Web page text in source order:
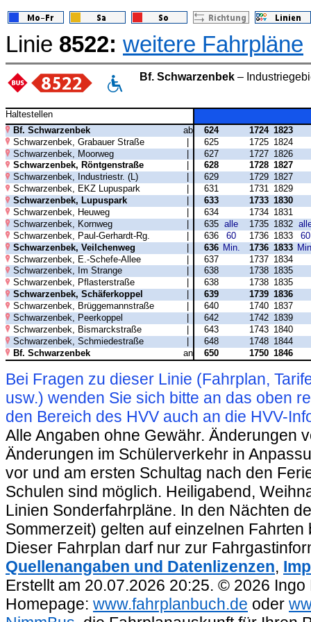
Linie 8522: weitere Fahrpläne
Bf. Schwarzenbek –
Haltestellen
Bf. Schwarzenbek
ab 624 1724 1823
Schwarzenbek, Grabauer Straße
| 625 1725 1824
Schwarzenbek, Moorweg
| 627 1727 1826
Schwarzenbek, Röntgenstraße
628 1728 1827
Schwarzenbek, Industriestr. (L)
629 1729 1827
Schwarzenbek, EKZ Lupuspark
631 1731 1829
Schwarzenbek, Lupuspark
633 1733 1830
Schwarzenbek, Heuweg
634 1734 1831
Schwarzenbek, Kornweg
635 alle 1735 1832
Schwarzenbek, Paul-Gerhardt-Rg.
636 60 1736 1833
60
Schwarzenbek, Veilchenweg
| 636 Min. 1736 1833
Schwarzenbek, E.-Schefe-Allee
| 637 1737 1834
Schwarzenbek, Im Strange
638 1738 1835
Schwarzenbek, Pflasterstraße
638 1738 1835
Schwarzenbek, Schäferkoppel
639 1739 1836
Schwarzenbek, Brüggemannstraße
640 1740 1837
Schwarzenbek, Peerkoppel
642 1742 1839
Schwarzenbek, Bismarckstraße
643 1743 1840
Schwarzenbek, Schmiedestraße
648 1748 1844
Bf. Schwarzenbek
an 650 1750 1846
Bei Fragen zu dieser Linie (Fahrplan,
usw.) wenden Sie sich bitte an das oben
den Bereich des HVV auch an die HVV-
Alle Angaben ohne Gewähr. Änderungen
Änderungen im Schülerverkehr in
vor und am ersten Schultag nach den
Schulen sind möglich. Heiligabend,
Linien Sonderfahrpläne. In den Nächten
Sommerzeit) gelten auf einzelnen
Dieser Fahrplan darf nur zur
Quellenangaben und Datenlizenzen,
Erstellt am 20.07.2026 20:25. © 2026
Homepage: www.fahrplanbuch.de oder